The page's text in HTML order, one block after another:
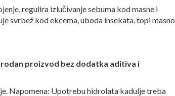
regulira izlučivanje sebuma kod masne i
svrbež kod ekcema, uboda insekata, topi masno
proizvod bez dodatka aditiva i
Napomena: Upotrebu hidrolata kadulje treba